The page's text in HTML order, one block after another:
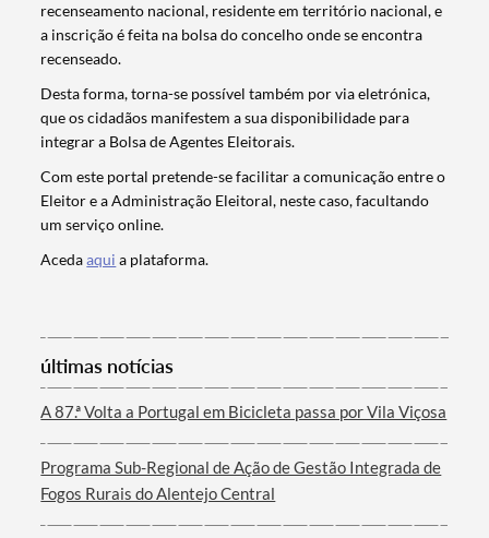
Categorias gerais
recenseamento nacional, residente em território nacional, e
a inscrição é feita na bolsa do concelho onde se encontra
recenseado.
Desta forma, torna-se possível também por via eletrónica,
que os cidadãos manifestem a sua disponibilidade para
integrar a Bolsa de Agentes Eleitorais.
Com este portal pretende-se facilitar a comunicação entre o
Eleitor e a Administração Eleitoral, neste caso, facultando
um serviço online.
Acedaaqui a plataforma.
últimas notícias
A 87.ª Volta a Portugal em Bicicleta passa por Vila Viçosa
Programa Sub-Regional de Ação de Gestão Integrada de
Fogos Rurais do Alentejo Central